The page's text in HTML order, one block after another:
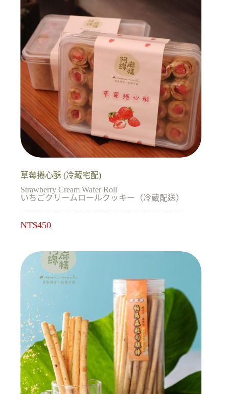
草莓捲心酥 (冷藏宅配)
Strawberry Cream Wafer Roll
いちごクリームロールクッキー（冷蔵配送）
NT$450